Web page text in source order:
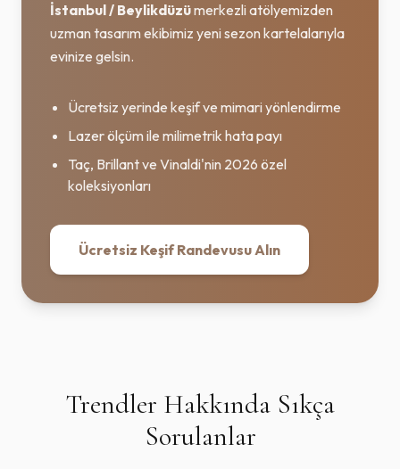
İstanbul / Beylikdüzümerkezli atölyemizden
uzman tasarım ekibimiz yeni sezon kartelalarıyla
evinize gelsin.
Ücretsiz yerinde keşif ve mimari yönlendirme
Lazer ölçüm ile milimetrik hata payı
Taç, Brillant ve Vinaldi'nin 2026 özel
koleksiyonları
Ücretsiz Keşif Randevusu Alın
Trendler Hakkında Sıkça
Sorulanlar